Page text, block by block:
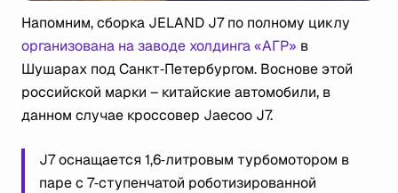
Напомним, сборка JELAND J7 по полному циклу
организована на заводе холдинга «АГР» в
Шушарах под Санкт‑Петербургом. Воснове этой
российской марки – китайские автомобили, в
данном случае кроссовер Jaecoo J7.
J7 оснащается 1,6‑литровым турбомотором в
паре с 7‑ступенчатой роботизированной